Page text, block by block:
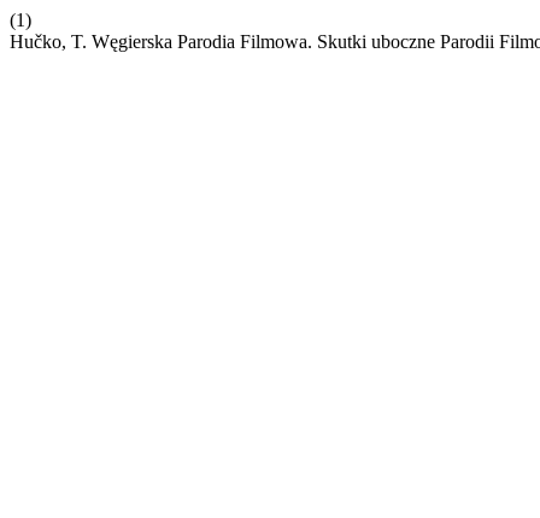
(1)
Hučko, T. Węgierska Parodia Filmowa. Skutki uboczne Parodii